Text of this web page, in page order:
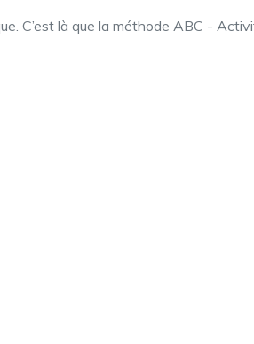
C’est là que la méthode ABC -